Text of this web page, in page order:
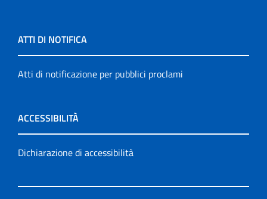
ATTI DI NOTIFICA
Atti di notificazione per pubblici proclami
ACCESSIBILITÀ
Dichiarazione di accessibilità